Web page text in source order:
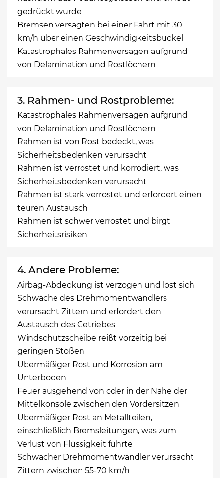
gedrückt wurde
Bremsen versagten bei einer Fahrt mit 30
km/h über einen Geschwindigkeitsbuckel
Katastrophales Rahmenversagen aufgrund
von Delamination und Rostlöchern
3. Rahmen- und Rostprobleme:
Katastrophales Rahmenversagen aufgrund
von Delamination und Rostlöchern
Rahmen ist von Rost bedeckt, was
Sicherheitsbedenken verursacht
Rahmen ist verrostet und korrodiert, was
Sicherheitsbedenken verursacht
Rahmen ist stark verrostet und erfordert einen
teuren Austausch
Rahmen ist schwer verrostet und birgt
Sicherheitsrisiken
4. Andere Probleme:
Airbag-Abdeckung ist verzogen und löst sich
Schwäche des Drehmomentwandlers
verursacht Zittern und erfordert den
Austausch des Getriebes
Windschutzscheibe reißt vorzeitig bei
geringen Stößen
Übermäßiger Rost und Korrosion am
Unterboden
Feuer ausgehend von oder in der Nähe der
Mittelkonsole zwischen den Vordersitzen
Übermäßiger Rost an Metallteilen,
einschließlich Bremsleitungen, was zum
Verlust von Flüssigkeit führte
Schwacher Drehmomentwandler verursacht
Zittern zwischen 55-70 km/h